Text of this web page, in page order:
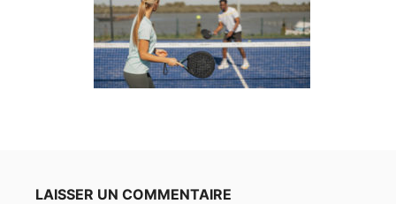
LAISSER UN COMMENTAIRE